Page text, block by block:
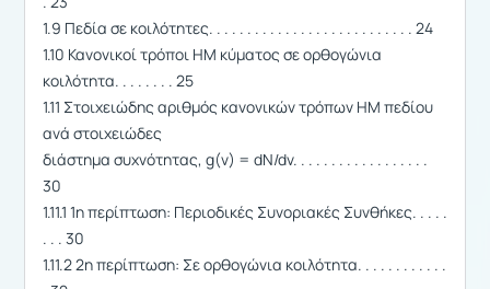
1.9 Πεδία σε κοιλότητες. . . . . . . . . . . . . . . . . . . . . . . . . . . 24
1.10 Κανονικοί τρόποι ΗΜ κύματος σε ορθογώνια
κοιλότητα. . . . . . . . 25
1.11 Στοιχειώδης αριθμός κανονικών τρόπων ΗΜ πεδίου
ανά στοιχειώδες
διάστημα συχνότητας, g(ν) = dN/dν. . . . . . . . . . . . . . . . . .
30
1.11.1 1η περίπτωση: Περιοδικές Συνοριακές Συνθήκες. . . . .
. . . 30
1.11.2 2η περίπτωση: Σε ορθογώνια κοιλότητα. . . . . . . . . . . .